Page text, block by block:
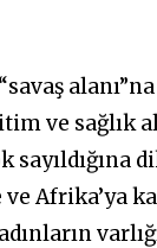
ve sağlık
ve Afrika’ya